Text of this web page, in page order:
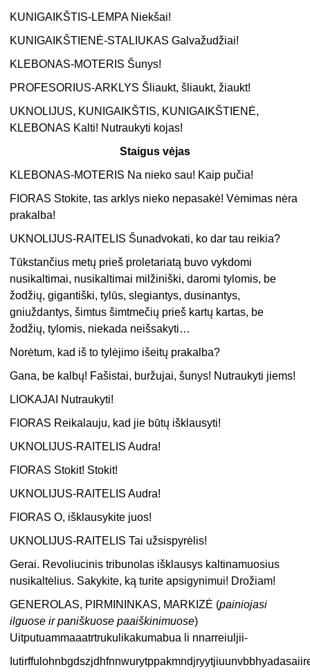
KUNIGAIKŠTIS-LEMPA Niekšai!
KUNIGAIKŠTIENĖ-STALIUKAS Galvažudžiai!
KLEBONAS-MOTERIS Šunys!
PROFESORIUS-ARKLYS Šliaukt, šliaukt, žiaukt!
UKNOLIJUS, KUNIGAIKŠTIS, KUNIGAIKŠTIENĖ,
KLEBONAS Kalti! Nutraukyti kojas!
Staigus vėjas
KLEBONAS-MOTERIS Na nieko sau! Kaip pučia!
FIORAS Stokite, tas arklys nieko nepasakė! Vėmimas nėra
prakalba!
UKNOLIJUS-RAITELIS Šunadvokati, ko dar tau reikia?
Tūkstančius metų prieš proletariatą buvo vykdomi
nusikaltimai, nusikaltimai milžiniški, daromi tylomis, be
žodžių, gigantiški, tylūs, slegiantys, dusinantys,
gniuždantys, šimtus šimtmečių prieš kartų kartas, be
žodžių, tylomis, niekada neišsakyti…
Norėtum, kad iš to tylėjimo išeitų prakalba?
Gana, be kalbų! Fašistai, buržujai, šunys! Nutraukyti jiems!
LIOKAJAI Nutraukyti!
FIORAS Reikalauju, kad jie būtų išklausyti!
UKNOLIJUS-RAITELIS Audra!
FIORAS Stokit! Stokit!
UKNOLIJUS-RAITELIS Audra!
FIORAS O, išklausykite juos!
UKNOLIJUS-RAITELIS Tai užsispyrėlis!
Gerai. Revoliucinis tribunolas išklausys kaltinamuosius
nusikaltėlius. Sakykite, ką turite apsigynimui! Drožiam!
GENEROLAS, PIRMININKAS, MARKIZĖ (painiojasi
ilguose ir paniškuose paaiškinimuose)
Uitputuammaaatrtrukulikakumabua li nnarreiuljii-